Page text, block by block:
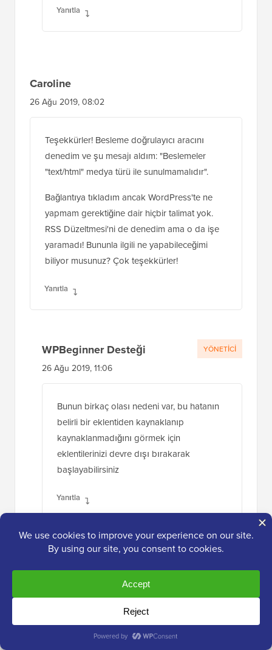
Yanıtla
Caroline
26 Ağu 2019, 08:02
Teşekkürler! Besleme doğrulayıcı aracını
denedim ve şu mesajı aldım: "Beslemeler
"text/html" medya türü ile sunulmamalıdır".
Bağlantıya tıkladım ancak WordPress'te ne
yapmam gerektiğine dair hiçbir talimat yok.
RSS Düzeltmesi'ni de denedim ama o da işe
yaramadı! Bununla ilgili ne yapabileceğimi
biliyor musunuz? Çok teşekkürler!
Yanıtla
WPBeginner Desteği
26 Ağu 2019, 11:06
Bunun birkaç olası nedeni var, bu hatanın
belirli bir eklentiden kaynaklanıp
kaynaklanmadığını görmek için
eklentilerinizi devre dışı bırakarak
başlayabilirsiniz
Yanıtla
YÖNETICI
Wendela Kilmer
Yeni bir temaya (Soledad) geçtikten sonra
MailerLite tarafından gönderilen “otomatik